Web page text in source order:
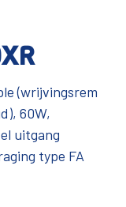
(wrijvingsrem
60W,
uitgang
type FA